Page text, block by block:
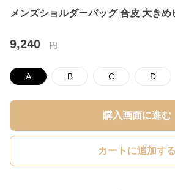
メンズショルダーバッグ 合皮 大き
9,240 円
A B C D
購入画面に進む
カートに追加する